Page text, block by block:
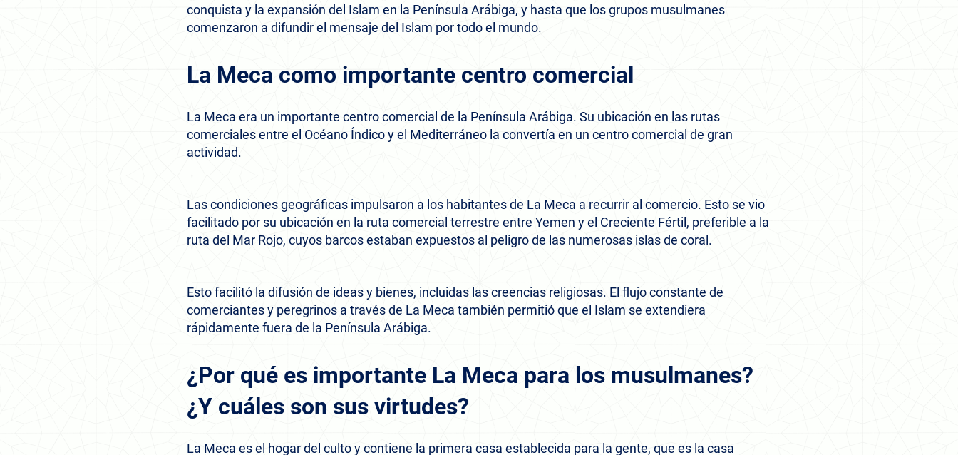
conquista y la expansión del Islam en la Península Arábiga, y hasta que los grupos musulmanes
comenzaron a difundir el mensaje del Islam por todo el mundo.
La Meca como importante centro comercial
La Meca era un importante centro comercial de la Península Arábiga. Su ubicación en las rutas
comerciales entre el Océano Índico y el Mediterráneo la convertía en un centro comercial de gran
actividad.
Las condiciones geográficas impulsaron a los habitantes de La Meca a recurrir al comercio. Esto se vio
facilitado por su ubicación en la ruta comercial terrestre entre Yemen y el Creciente Fértil, preferible a la
ruta del Mar Rojo, cuyos barcos estaban expuestos al peligro de las numerosas islas de coral.
Esto facilitó la difusión de ideas y bienes, incluidas las creencias religiosas. El flujo constante de
comerciantes y peregrinos a través de La Meca también permitió que el Islam se extendiera
rápidamente fuera de la Península Arábiga.
¿Por qué es importante La Meca para los musulmanes?
¿Y cuáles son sus virtudes?
La Meca es el hogar del culto y contiene la primera casa establecida para la gente, que es la casa